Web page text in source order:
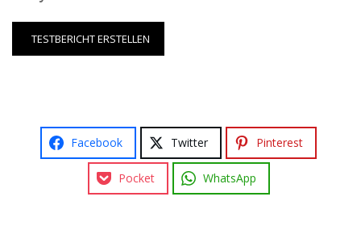
TESTBERICHT ERSTELLEN
Facebook Twitter Pinterest
Pocket WhatsApp